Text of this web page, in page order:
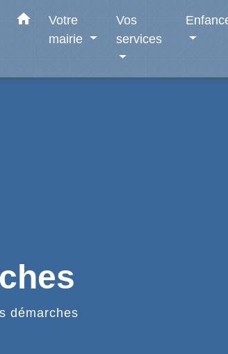
home
Votre
mairie
Vos
services
démarches